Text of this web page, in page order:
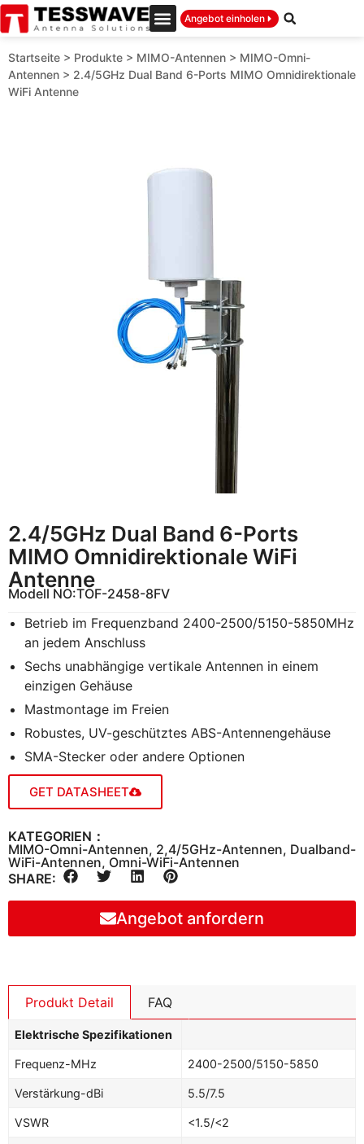
Angebot einholen
Startseite > Produkte > MIMO-Antennen > MIMO-Omni-
Antennen > 2.4/5GHz Dual Band 6-Ports MIMO Omnidirektionale
WiFi Antenne
2.4/5GHz Dual Band 6-Ports
MIMO Omnidirektionale WiFi
Antenne
Modell NO:TOF-2458-8FV
Betrieb im Frequenzband 2400-2500/5150-5850MHz
an jedem Anschluss
Sechs unabhängige vertikale Antennen in einem
einzigen Gehäuse
Mastmontage im Freien
Robustes, UV-geschütztes ABS-Antennengehäuse
SMA-Stecker oder andere Optionen
GET DATASHEET
KATEGORIEN：
MIMO-Omni-Antennen, 2,4/5GHz-Antennen, Dualband-
WiFi-Antennen, Omni-WiFi-Antennen
SHARE:
Angebot anfordern
Produkt Detail FAQ
Elektrische Spezifikationen
Frequenz-MHz 2400-2500/5150-5850
Verstärkung-dBi 5.5/7.5
VSWR <1.5/<2